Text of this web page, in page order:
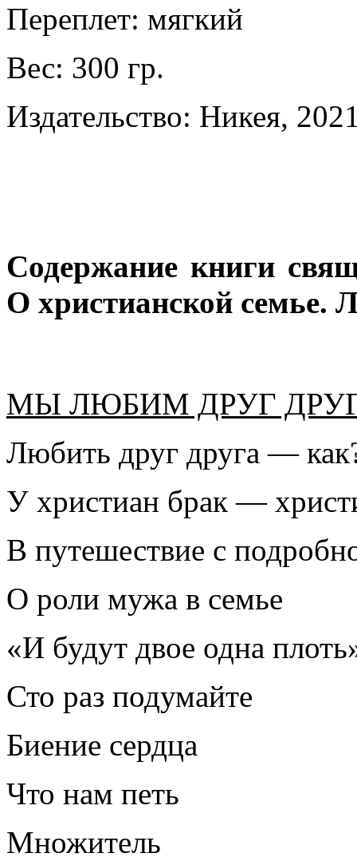
Переплет: мягкий
Вес: 300 гр.
Издательство: Никея,
Содержание книги
О христианской семье.
МЫ ЛЮБИМ ДРУГ
Любить друг друга —
У христиан брак —
В путешествие с
О роли мужа в семье
«И будут двое одна
Сто раз подумайте
Биение сердца
Что нам петь
Множитель